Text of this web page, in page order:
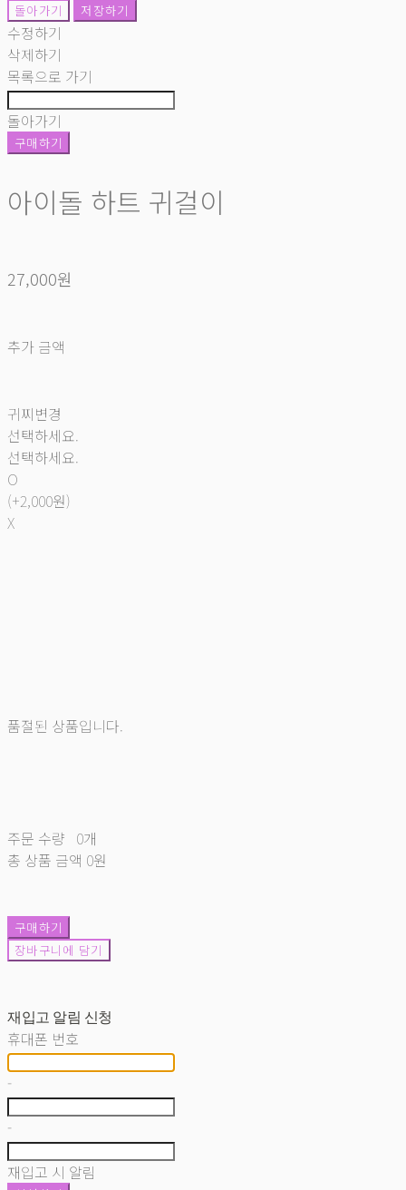
돌아가기 저장하기
수정하기
삭제하기
목록으로 가기
돌아가기
구매하기
아이돌 하트 귀걸이
27,000원
추가 금액
귀찌변경
선택하세요.
선택하세요.
O
(+2,000원)
X
품절된 상품입니다.
주문 수량 0개
총 상품 금액 0원
구매하기
장바구니에 담기
재입고 알림 신청
휴대폰 번호
-
-
재입고 시 알림